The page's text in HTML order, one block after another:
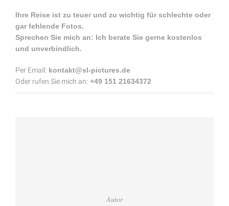
Ihre Reise ist zu teuer und zu wichtig für schlechte oder
gar fehlende Fotos.
Sprechen Sie mich an: Ich berate Sie gerne kostenlos
und unverbindlich.
Per Email: kontakt@sl-pictures.de
Oder rufen Sie mich an: +49 151 21634372
Autor